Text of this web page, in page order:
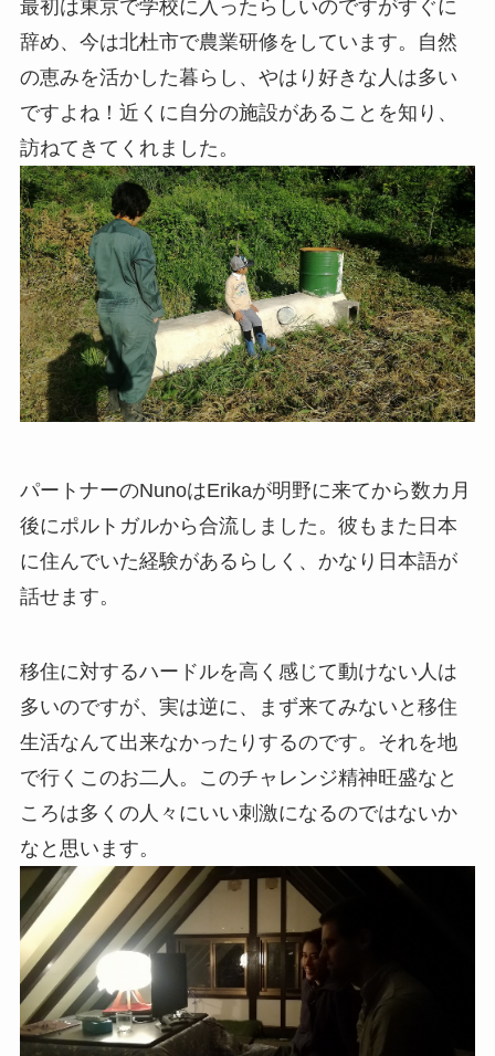
最初は東京で学校に入ったらしいのですがすぐに
辞め、今は北杜市で農業研修をしています。自然
の恵みを活かした暮らし、やはり好きな人は多い
ですよね！近くに自分の施設があることを知り、
訪ねてきてくれました。
パートナーのNunoはErikaが明野に来てから数カ月
後にポルトガルから合流しました。彼もまた日本
に住んでいた経験があるらしく、かなり日本語が
話せます。
移住に対するハードルを高く感じて動けない人は
多いのですが、実は逆に、まず来てみないと移住
生活なんて出来なかったりするのです。それを地
で行くこのお二人。このチャレンジ精神旺盛なと
ころは多くの人々にいい刺激になるのではないか
なと思います。